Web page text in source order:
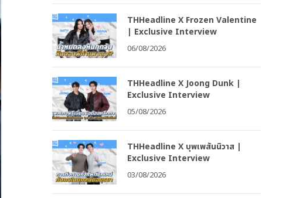
THHeadline X Frozen Valentine
| Exclusive Interview
06/08/2026
THHeadline X Joong Dunk |
Exclusive Interview
05/08/2026
THHeadline X บุพเพสันนิวาส |
Exclusive Interview
03/08/2026